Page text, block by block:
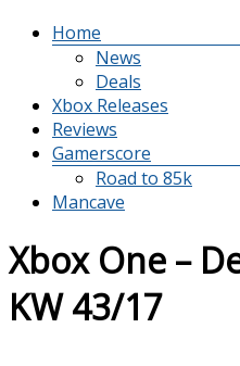
Home
News
Deals
Xbox Releases
Reviews
Gamerscore
Road to 85k
Mancave
Xbox One –
KW 43/17